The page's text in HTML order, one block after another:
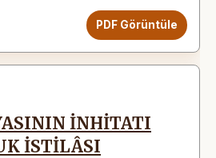
PDF Görüntüle
İNHİTATI
İSTİLÂSI